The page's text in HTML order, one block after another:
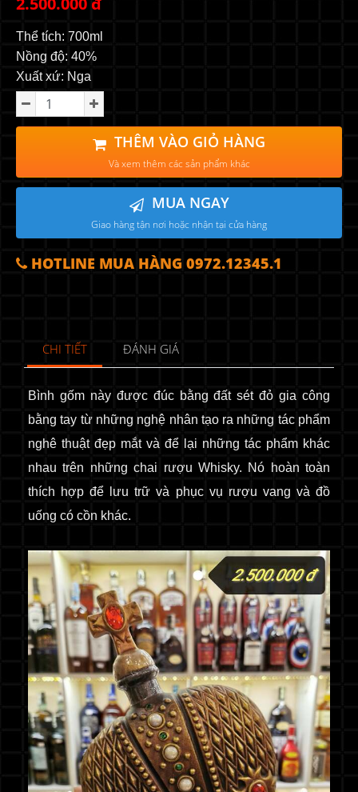
Thể tích: 700ml
Nồng độ: 40%
Xuất xứ: Nga
THÊM VÀO GIỎ HÀNG
Và xem thêm các sản phẩm khác
MUA NGAY
Giao hàng tận nơi hoặc nhận tại cửa hàng
HOTLINE MUA HÀNG 0972.12345.1
CHI TIẾT ĐÁNH GIÁ
Bình gốm này được đúc bằng đất sét đỏ gia công
bằng tay từ những nghệ nhân tạo ra những tác phẩm
nghê thuật đẹp mắt và để lại những tác phẩm khác
nhau trên những chai rượu Whisky. Nó hoàn toàn
thích hợp để lưu trữ và phục vụ rượu vang và đồ
uống có cồn khác.